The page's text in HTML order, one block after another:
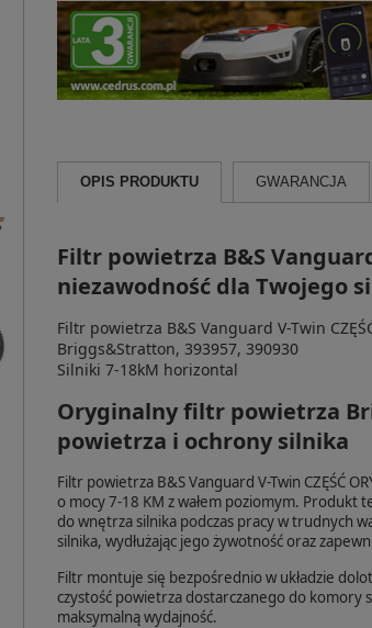
OPIS PRODUKTU GWARANCJA
Filtr powietrza B&S Vanguard
niezawodność dla Twojego
Filtr powietrza B&S Vanguard V-Twin
Briggs&Stratton, 393957, 390930
Silniki 7-18kM horizontal
Oryginalny filtr powietrza
powietrza i ochrony silnika
Filtr powietrza B&S Vanguard V-Twin CZĘŚĆ
o mocy 7-18 KM z wałem poziomym. Produkt
do wnętrza silnika podczas pracy w trudnych
silnika, wydłużając jego żywotność oraz
Filtr montuje się bezpośrednio w układzie
czystość powietrza dostarczanego do komory
maksymalną wydajność.